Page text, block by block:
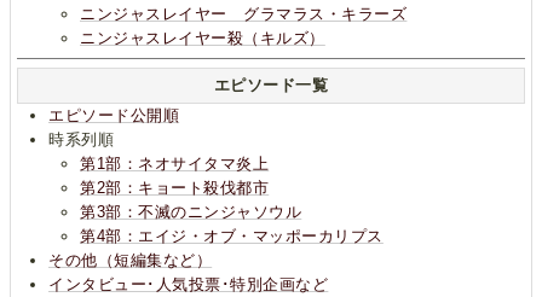
ニンジャスレイヤー グラマラス・キラーズ
ニンジャスレイヤー殺（キルズ）
エピソード一覧
エピソード公開順
時系列順
第1部：ネオサイタマ炎上
第2部：キョート殺伐都市
第3部：不滅のニンジャソウル
第4部：エイジ・オブ・マッポーカリプス
その他（短編集など）
インタビュー･人気投票･特別企画など